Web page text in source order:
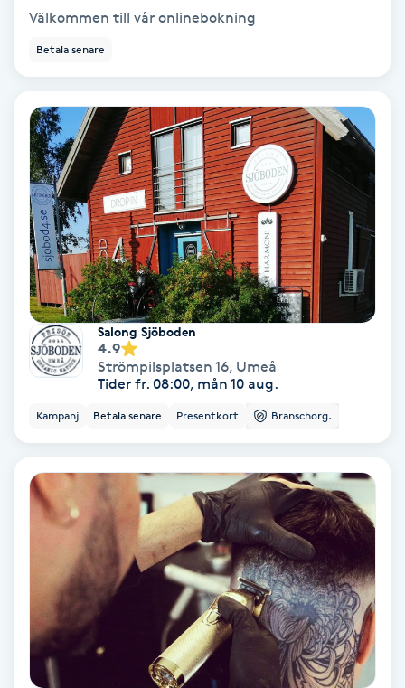
Ombre brows
Ombre naglar
Optiker
Ortobionomi
Ortopedi
Pedikyr
Pensionärklippning
Permanent
Permanent hårborttagning
Välkommen till vår onlinebokning
Betala senare
Salong Sjöboden
4.9
Strömpilsplatsen 16, Umeå
Tider fr. 08:00, mån 10 aug.
Kampanj Betala senare Presentkort Branschorg.